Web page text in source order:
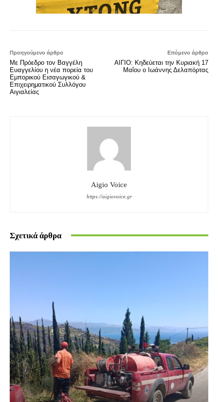
Προηγούμενο άρθρο
Με Πρόεδρο τον Βαγγέλη
Ευαγγελίου η νέα πορεία του
Εμπορικού Εισαγωγικού &
Επιχειρηματικού Συλλόγου
Αιγιαλείας
Επόμενο άρθρο
ΑΙΓΙΟ: Κηδεύεται την Κυριακή 17
Μαΐου ο Ιωάννης Δελαπόρτας
Aigio Voice
https://aigiovoice.gr
Σχετικά άρθρα